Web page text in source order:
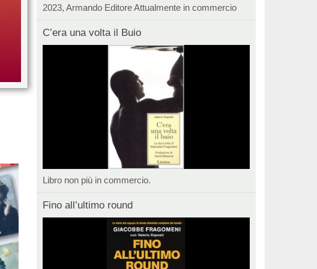
2023, Armando Editore Attualmente in commercio
C’era una volta il Buio
Libro non più in commercio.
Fino all’ultimo round